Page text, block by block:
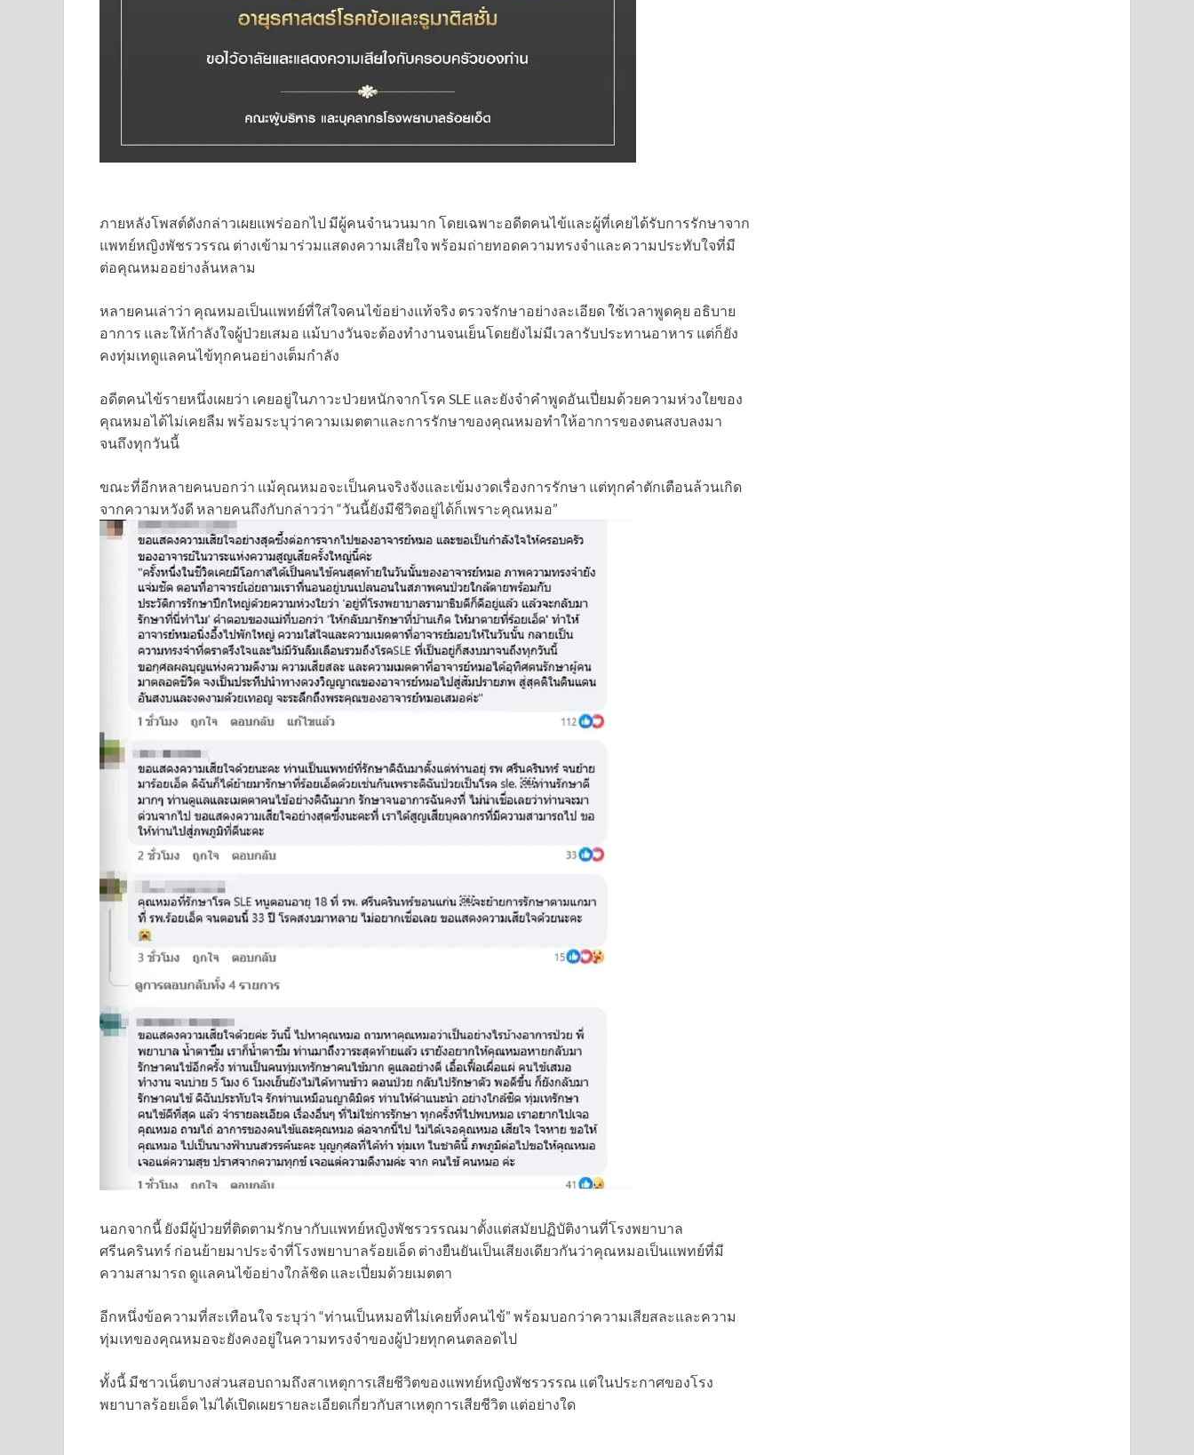
ภายหลังโพสต์ดังกล่าวเผยแพร่ออกไป มีผู้คนจำนวนมาก โดยเฉพาะอดีตคนไข้และผู้ที่เคยได้รับการรักษาจาก
แพทย์หญิงพัชรวรรณ ต่างเข้ามาร่วมแสดงความเสียใจ พร้อมถ่ายทอดความทรงจำและความประทับใจที่มี
ต่อคุณหมออย่างล้นหลาม
หลายคนเล่าว่า คุณหมอเป็นแพทย์ที่ใส่ใจคนไข้อย่างแท้จริง ตรวจรักษาอย่างละเอียด ใช้เวลาพูดคุย อธิบาย
อาการ และให้กำลังใจผู้ป่วยเสมอ แม้บางวันจะต้องทำงานจนเย็นโดยยังไม่มีเวลารับประทานอาหาร แต่ก็ยัง
คงทุ่มเทดูแลคนไข้ทุกคนอย่างเต็มกำลัง
อดีตคนไข้รายหนึ่งเผยว่า เคยอยู่ในภาวะป่วยหนักจากโรค SLE และยังจำคำพูดอันเปี่ยมด้วยความห่วงใยของ
คุณหมอได้ไม่เคยลืม พร้อมระบุว่าความเมตตาและการรักษาของคุณหมอทำให้อาการของตนสงบลงมา
จนถึงทุกวันนี้
ขณะที่อีกหลายคนบอกว่า แม้คุณหมอจะเป็นคนจริงจังและเข้มงวดเรื่องการรักษา แต่ทุกคำตักเตือนล้วนเกิด
จากความหวังดี หลายคนถึงกับกล่าวว่า “วันนี้ยังมีชีวิตอยู่ได้ก็เพราะคุณหมอ”
นอกจากนี้ ยังมีผู้ป่วยที่ติดตามรักษากับแพทย์หญิงพัชรวรรณมาตั้งแต่สมัยปฏิบัติงานที่โรงพยาบาล
ศรีนครินทร์ ก่อนย้ายมาประจำที่โรงพยาบาลร้อยเอ็ด ต่างยืนยันเป็นเสียงเดียวกันว่าคุณหมอเป็นแพทย์ที่มี
ความสามารถ ดูแลคนไข้อย่างใกล้ชิด และเปี่ยมด้วยเมตตา
อีกหนึ่งข้อความที่สะเทือนใจ ระบุว่า “ท่านเป็นหมอที่ไม่เคยทิ้งคนไข้” พร้อมบอกว่าความเสียสละและความ
ทุ่มเทของคุณหมอจะยังคงอยู่ในความทรงจำของผู้ป่วยทุกคนตลอดไป
ทั้งนี้ มีชาวเน็ตบางส่วนสอบถามถึงสาเหตุการเสียชีวิตของแพทย์หญิงพัชรวรรณ แต่ในประกาศของโรง
พยาบาลร้อยเอ็ด ไม่ได้เปิดเผยรายละเอียดเกี่ยวกับสาเหตุการเสียชีวิต แต่อย่างใด